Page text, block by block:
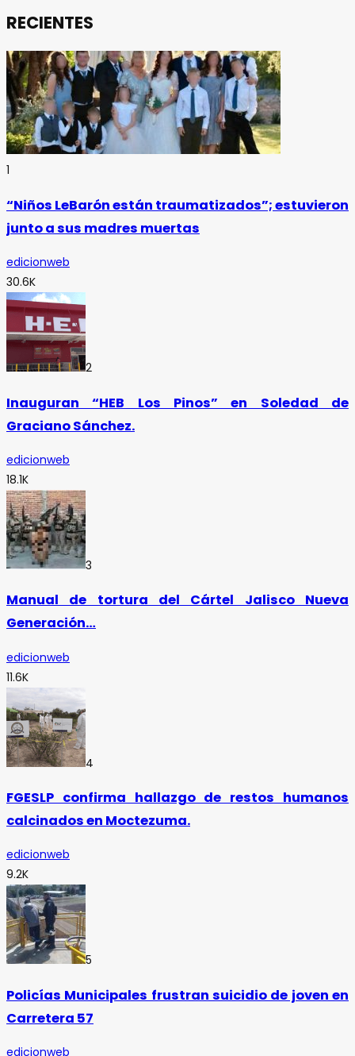
RECIENTES
1
“Niños LeBarón están traumatizados”; estuvieron
junto a sus madres muertas
edicionweb
30.6K
2
Inauguran “HEB Los Pinos” en Soledad de
Graciano Sánchez.
edicionweb
18.1K
3
Manual de tortura del Cártel Jalisco Nueva
Generación…
edicionweb
11.6K
4
FGESLP confirma hallazgo de restos humanos
calcinados en Moctezuma.
edicionweb
9.2K
5
Policías Municipales frustran suicidio de joven en
Carretera 57
edicionweb